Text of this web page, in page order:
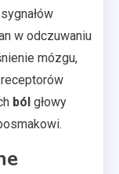
w odczuwaniu
mózgu,
ból głowy